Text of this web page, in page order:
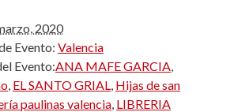
2020
Evento: Valencia
Evento:ANA MAFE GARCIA
EL SANTO GRIAL Hijas de san
paulinas valencia LIBRERIA